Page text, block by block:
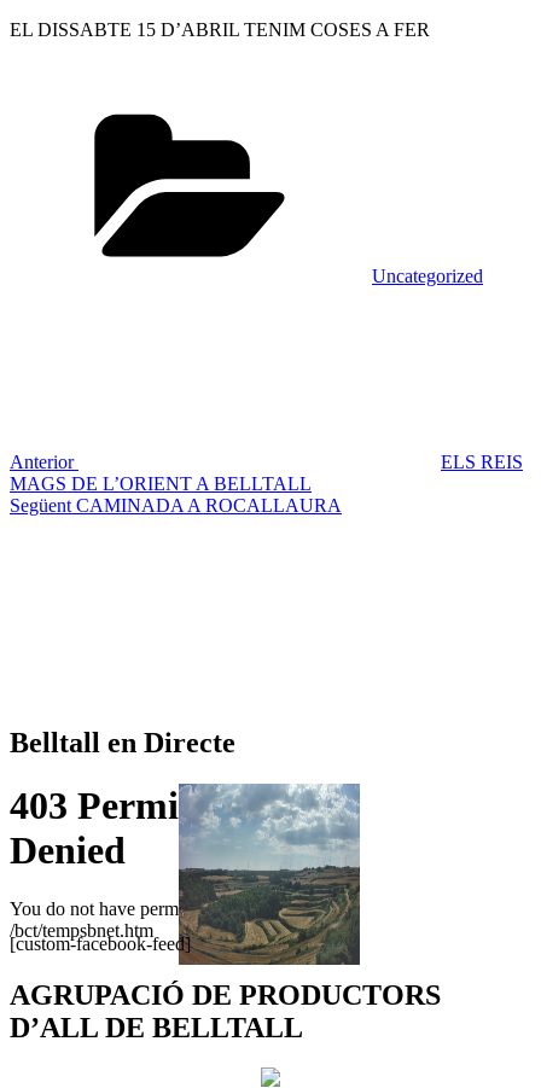
EL DISSABTE 15 D’ABRIL TENIM COSES A FER
Uncategorized
Anterior
ELS REIS
MAGS DE L’ORIENT A BELLTALL
Entrada
Següent CAMINADA A ROCALLAURA
Belltall en Directe
[custom-facebook-feed]
AGRUPACIÓ DE PRODUCTORS
D’ALL DE BELLTALL